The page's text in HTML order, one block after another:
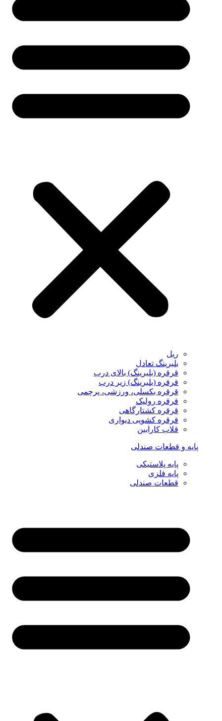
ریل
بلبرینگ تعادل
قرقره (بلبرینگ) بالای درب
قرقره (بلبرینگ) زیر درب
قرقره بکسلی، ورزشی، پرچمی
قرقره رولیک
قرقره کشتارگاهی
قرقره کشویی دیواری
قلاب کارابین
پایه و قطعات صندلی
پایه پلاستیکی
پایه فلزی
قطعات صندلی